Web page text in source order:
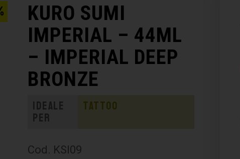
KURO SUMI
IMPERIAL – 44ML
– IMPERIAL DEEP
BRONZE
Ideale
per
Tattoo
Cod. KSI09